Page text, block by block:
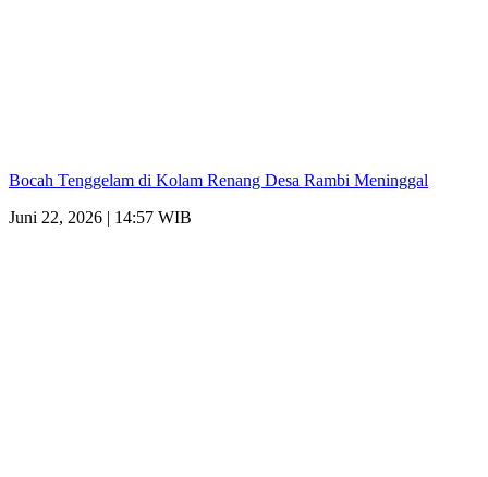
Bocah Tenggelam di Kolam Renang Desa Rambi Meninggal
Juni 22, 2026 | 14:57 WIB